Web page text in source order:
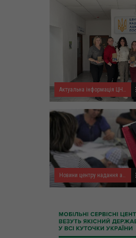
Актуальна інформація ЦНАП
Новини центру надання адміністративних послуг